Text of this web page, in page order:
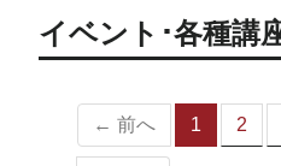
イベント･各種講
← 前へ 1
（こ
2